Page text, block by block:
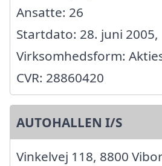
Ansatte: 26
Startdato: 28. juni 2005,
Virksomhedsform:
CVR: 28860420
AUTOHALLEN I/S
Vinkelvej 118, 8800